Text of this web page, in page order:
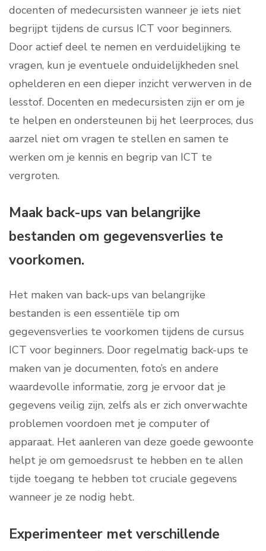
docenten of medecursisten wanneer je iets niet
begrijpt tijdens de cursus ICT voor beginners.
Door actief deel te nemen en verduidelijking te
vragen, kun je eventuele onduidelijkheden snel
ophelderen en een dieper inzicht verwerven in de
lesstof. Docenten en medecursisten zijn er om je
te helpen en ondersteunen bij het leerproces, dus
aarzel niet om vragen te stellen en samen te
werken om je kennis en begrip van ICT te
vergroten.
Maak back-ups van belangrijke
bestanden om gegevensverlies te
voorkomen.
Het maken van back-ups van belangrijke
bestanden is een essentiële tip om
gegevensverlies te voorkomen tijdens de cursus
ICT voor beginners. Door regelmatig back-ups te
maken van je documenten, foto’s en andere
waardevolle informatie, zorg je ervoor dat je
gegevens veilig zijn, zelfs als er zich onverwachte
problemen voordoen met je computer of
apparaat. Het aanleren van deze goede gewoonte
helpt je om gemoedsrust te hebben en te allen
tijde toegang te hebben tot cruciale gegevens
wanneer je ze nodig hebt.
Experimenteer met verschillende